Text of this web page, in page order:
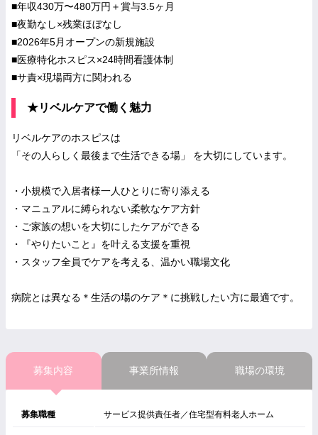
■年収430万〜480万円＋賞与3.5ヶ月
■夜勤なし×残業ほぼなし
■2026年5月オープンの新規施設
■医療特化ホスピス×24時間看護体制
■サ責×現場両方に関われる
★リベルケアで働く魅力
リベルケアのホスピスは
「その人らしく最後まで生活できる場」 を大切にしています。
・小規模で入居者様一人ひとりに寄り添える
・マニュアルに縛られない柔軟なケア方針
・ご家族の想いを大切にしたケアができる
・『やりたいこと』を叶える支援を重視
・スタッフ全員でケアを考える、温かい職場文化
病院とは異なる＊生活の場のケア＊に挑戦したい方に最適です。
募集内容 事業所情報 職場の環境
募集職種 サービス提供責任者／住宅型有料老人ホーム